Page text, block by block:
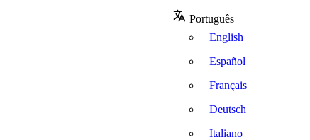
Português
English
Español
Français
Deutsch
Italiano